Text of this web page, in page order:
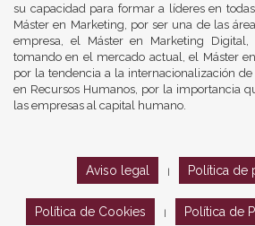
su capacidad para formar a líderes en
Máster en Marketing, por ser una de las
empresa, el Máster en Marketing
tomando en el mercado actual, el Máster en
por la tendencia a la internacionalización
en Recursos Humanos, por la importancia
las empresas al capital humano.
Aviso legal Política de
Política de Cookies Política de